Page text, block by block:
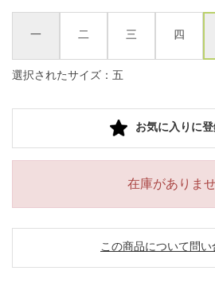
一 二 三 四
選択されたサイズ：五
お気に入りに
在庫がありま
この商品について問